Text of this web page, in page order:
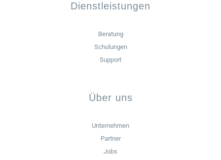
Dienstleistungen
Beratung
Schulungen
Support
Über uns
Unternehmen
Partner
Jobs